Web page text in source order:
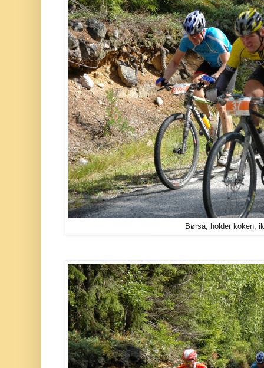
Børsa, holder koken,